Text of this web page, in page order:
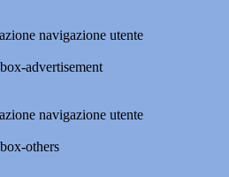
navigazione utente
advertisement
navigazione utente
others